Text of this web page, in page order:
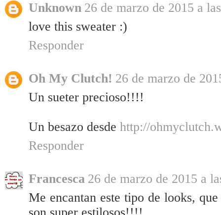
Unknown 26 de marzo de 2015 a
love this sweater :)
Responder
Oh My Clutch! 26 de marzo de
Un sueter precioso!!!!
Un besazo desde http://
Responder
Francesca 26 de marzo de 2015 a
Me encantan este tipo de looks,